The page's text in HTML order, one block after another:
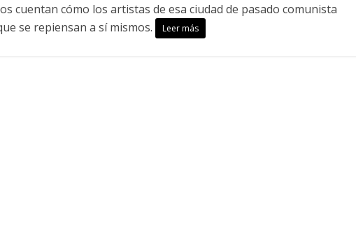
cuentan cómo los artistas de esa ciudad de pasado comunista
se repiensan a sí mismos.
Leer más